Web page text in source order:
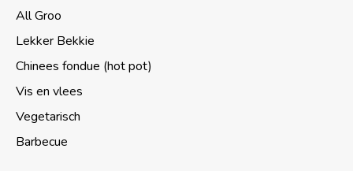
All Groo
Lekker Bekkie
Chinees fondue (hot pot)
Vis en vlees
Vegetarisch
Barbecue